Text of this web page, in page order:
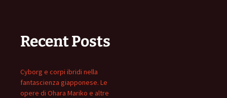
Recent Posts
Cyborg e corpi ibridi nella
fantascienza giapponese. Le
opere di Ohara Mariko e altre